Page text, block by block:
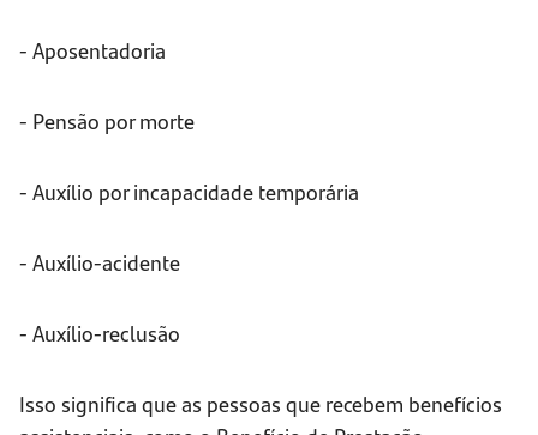
- Aposentadoria
- Pensão por morte
- Auxílio por incapacidade temporária
- Auxílio-acidente
- Auxílio-reclusão
Isso significa que as pessoas que recebem benefícios